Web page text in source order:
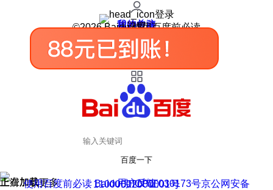
登录
我的关注
我的收藏
皮肤中心
用户反馈
设置
©2026 Baidu 使用百度前必读
百度一下
正在加载
上滑加载更多 用户反馈
使用百度前必读 Baidu 京ICP证030173号
京公网安备11000002000001号